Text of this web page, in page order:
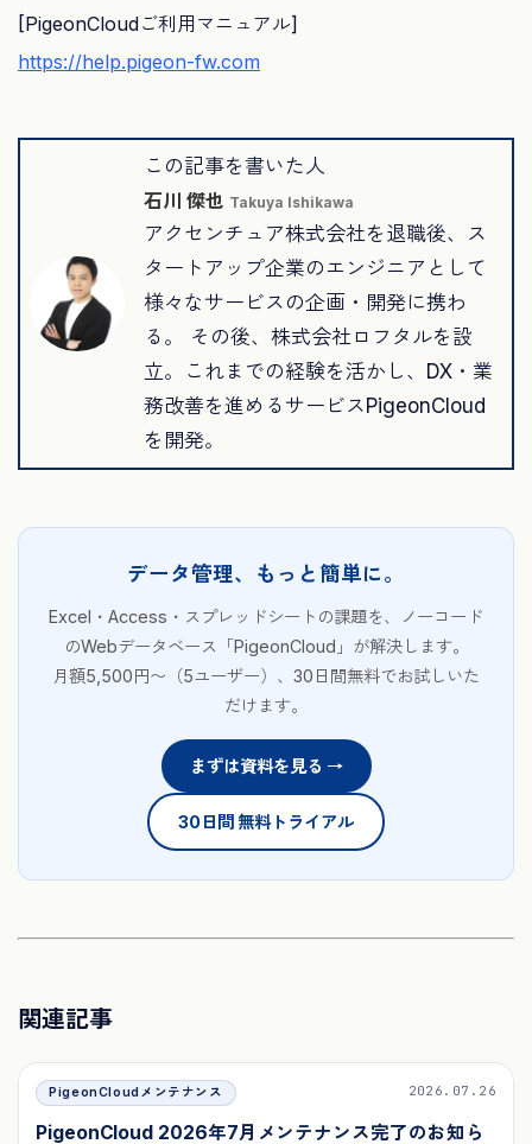
[PigeonCloudご利用マニュアル]
https://help.pigeon-fw.com
この記事を書いた人
石川 傑也 Takuya Ishikawa
アクセンチュア株式会社を退職後、ス
タートアップ企業のエンジニアとして
様々なサービスの企画・開発に携わ
る。 その後、株式会社ロフタルを設
立。これまでの経験を活かし、DX・業
務改善を進めるサービスPigeonCloud
を開発。
データ管理、もっと簡単に。
Excel・Access・スプレッドシートの課題を、ノーコード
のWebデータベース「PigeonCloud」が解決します。
月額5,500円〜（5ユーザー）、30日間無料でお試しいた
だけます。
まずは資料を見る →
30日間 無料トライアル
関連記事
PigeonCloudメンテナンス 2026.07.26
PigeonCloud 2026年7月メンテナンス完了のお知ら